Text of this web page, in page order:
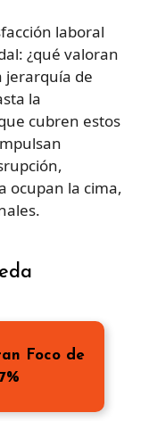
laboral
¿qué valoran
jerarquía de
la
cubren estos
ocupan la cima,
Foco de